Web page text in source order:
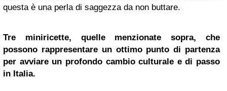
questa è una perla di saggezza da non buttare.
Tre miniricette, quelle menzionate sopra, che
possono rappresentare un ottimo punto di partenza
per avviare un profondo cambio culturale e di passo
in Italia.